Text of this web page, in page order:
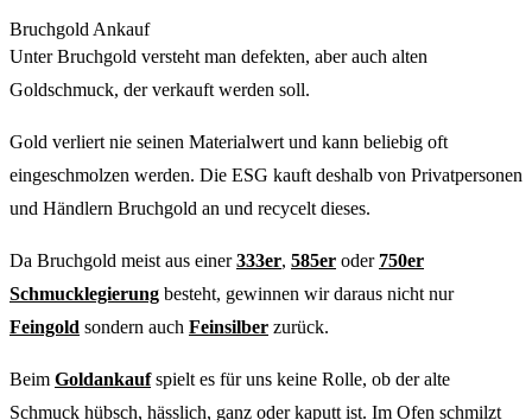
Bruchgold Ankauf
Unter Bruchgold versteht man defekten, aber auch alten
Goldschmuck, der verkauft werden soll.
Gold verliert nie seinen Materialwert und kann beliebig oft
eingeschmolzen werden. Die ESG kauft deshalb von Privatpersonen
und Händlern Bruchgold an und recycelt dieses.
Da Bruchgold meist aus einer333er, 585er oder 750er
Schmucklegierung besteht, gewinnen wir daraus nicht nur
Feingold sondern auch Feinsilber zurück.
Beim Goldankaufspielt es für uns keine Rolle, ob der alte
Schmuck hübsch, hässlich, ganz oder kaputt ist. Im Ofen schmilzt